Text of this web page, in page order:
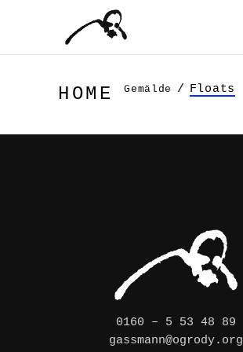
HOME Gemälde / Floats
0160 – 5 53 48 89
gassmann@ogrody.org